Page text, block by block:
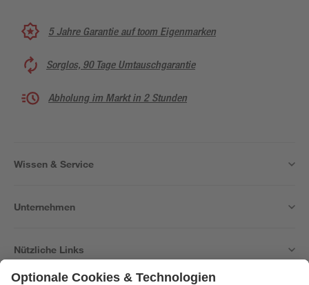
5 Jahre Garantie auf toom Eigenmarken
Sorglos, 90 Tage Umtauschgarantie
Abholung im Markt in 2 Stunden
Wissen & Service
Unternehmen
Nützliche Links